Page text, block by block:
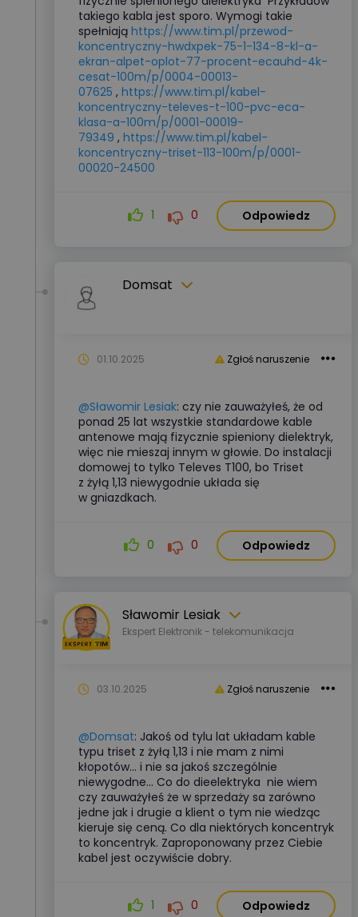
takiego kabla jest sporo. Wymogi takie
spełniają https://www.tim.pl/przewod-
koncentryczny-hwdxpek-75-1-134-8-kl-a-
ekran-alpet-oplot-77-procent-ecauhd-4k-
cesat-100m/p/0004-00013-
07625 , https://www.tim.pl/kabel-
koncentryczny-televes-t-100-pvc-eca-
klasa-a-100m/p/0001-00019-
79349 , https://www.tim.pl/kabel-
koncentryczny-triset-113-100m/p/0001-
00020-24500
1 0 Odpowiedz
Domsat
Zgłoś naruszenie
01.10.2025
@Sławomir Lesiak: czy nie zauważyłeś, że od
ponad 25 lat wszystkie standardowe kable
antenowe mają fizycznie spieniony dielektryk,
więc nie mieszaj innym w głowie. Do instalacji
domowej to tylko Televes T100, bo Triset
z żyłą 1,13 niewygodnie układa się
w gniazdkach.
0 0 Odpowiedz
Sławomir Lesiak
Ekspert Elektronik - telekomunikacja
Zgłoś naruszenie
03.10.2025
@Domsat: Jakoś od tylu lat układam kable
typu triset z żyłą 1,13 i nie mam z nimi
kłopotów... i nie sa jakoś szczególnie
niewygodne... Co do dieelektryka nie wiem
czy zauważyłeś że w sprzedaży sa zarówno
jedne jak i drugie a klient o tym nie wiedząc
kieruje się ceną. Co dla niektórych koncentryk
to koncentryk. Zaproponowany przez Ciebie
kabel jest oczywiście dobry.
1 0 Odpowiedz